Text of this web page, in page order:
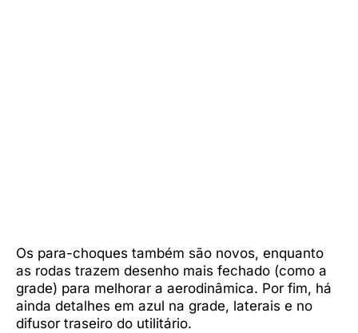
Os para-choques também são novos, enquanto
as rodas trazem desenho mais fechado (como a
grade) para melhorar a aerodinâmica. Por fim, há
ainda detalhes em azul na grade, laterais e no
difusor traseiro do utilitário.